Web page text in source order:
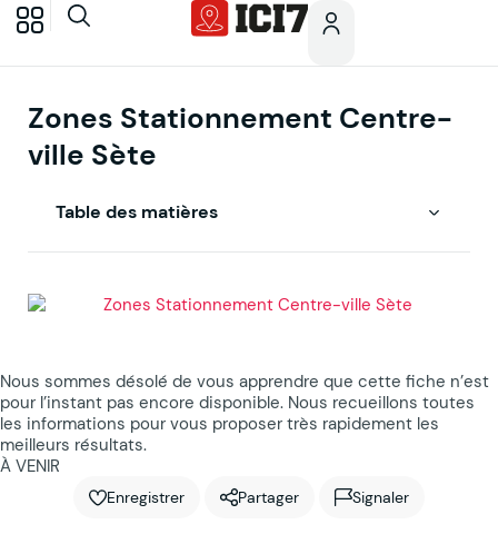
Zones Stationnement Centre-
ville Sète
Table des matières
Nous sommes désolé de vous apprendre que cette fiche n’est
pour l’instant pas encore disponible. Nous recueillons toutes
les informations pour vous proposer très rapidement les
meilleurs résultats.
À VENIR
Enregistrer Partager Signaler